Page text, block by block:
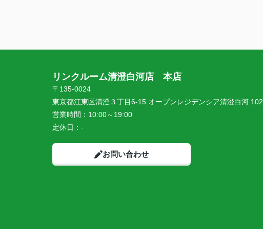
リンクルーム清澄白河店 本店
〒135-0024
東京都江東区清澄３丁目6-15 オープンレジデンシア清澄白河 102
営業時間： 10:00～19:00
定休日： -
お問い合わせ